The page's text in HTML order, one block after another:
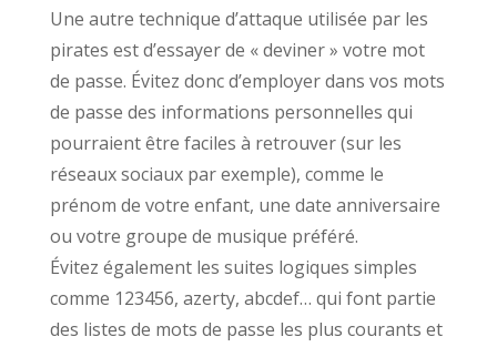
Une autre technique d’attaque utilisée par les
pirates est d’essayer de « deviner » votre mot
de passe. Évitez donc d’employer dans vos mots
de passe des informations personnelles qui
pourraient être faciles à retrouver (sur les
réseaux sociaux par exemple), comme le
prénom de votre enfant, une date anniversaire
ou votre groupe de musique préféré.
Évitez également les suites logiques simples
comme 123456, azerty, abcdef… qui font partie
des listes de mots de passe les plus courants et